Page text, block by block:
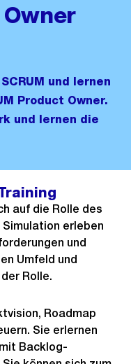
und lernen
Product Owner.
und lernen die
auf die Rolle des
Simulation erleben
und
Umfeld und
Rolle.
Roadmap
Sie erlernen
Backlog-